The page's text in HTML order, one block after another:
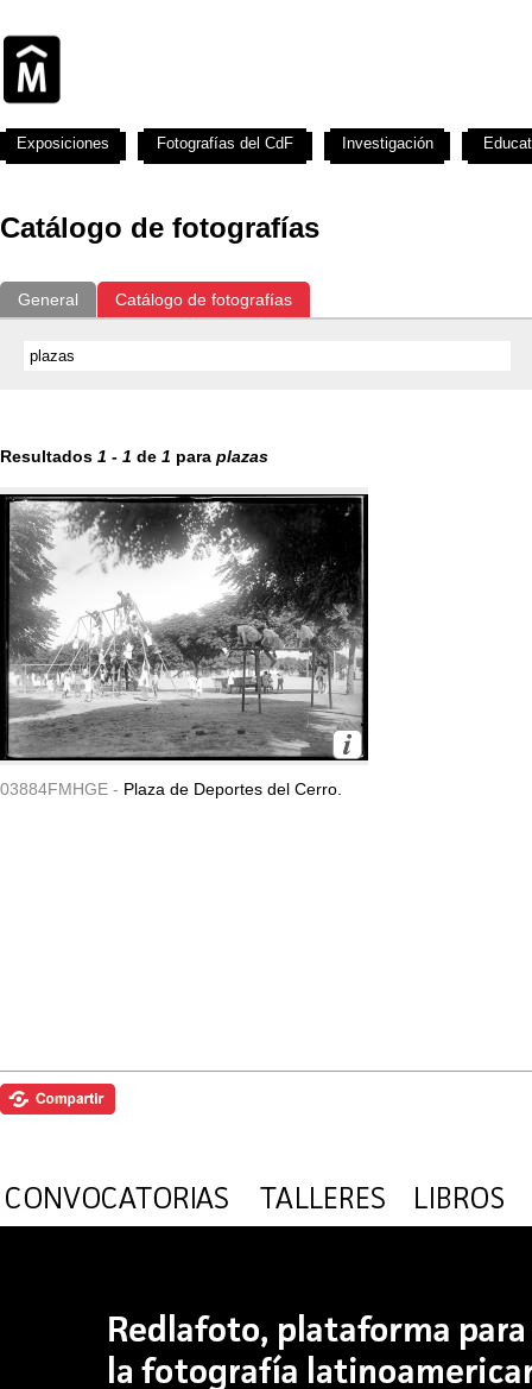
Catálogo de fotografías
General Catálogo de fotografías
Resultados 1 - 1 de 1 para plazas
03884FMHGE - Plaza de Deportes del Cerro.
Exposiciones Fotografías del CdF Investigación